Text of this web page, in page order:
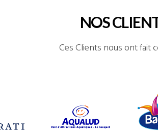
NOS
Ces Clients nous ont fait